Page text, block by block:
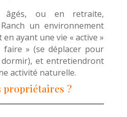
âgés, ou en retraite,
un environnement
ayant une vie « active »
faire » (se déplacer pour
et entretiendront
activité naturelle.
propriétaires ?